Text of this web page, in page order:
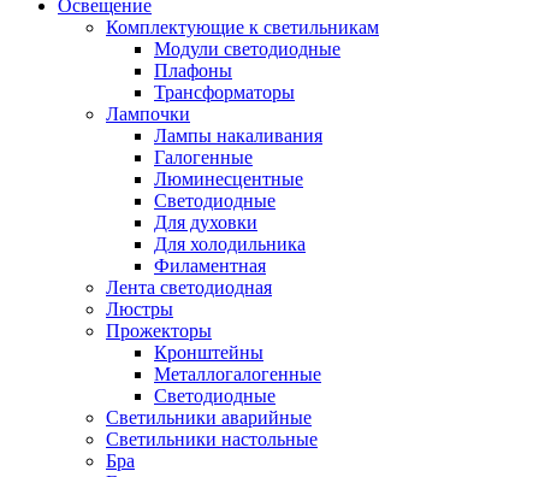
Освещение
Комплектующие к светильникам
Модули светодиодные
Плафоны
Трансформаторы
Лампочки
Лампы накаливания
Галогенные
Люминесцентные
Светодиодные
Для духовки
Для холодильника
Филаментная
Лента светодиодная
Люстры
Прожекторы
Кронштейны
Металлогалогенные
Светодиодные
Светильники аварийные
Светильники настольные
Бра